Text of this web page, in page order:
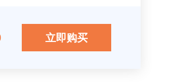
立即购买